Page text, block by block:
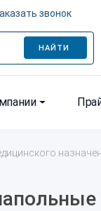
звонок
НАЙТИ